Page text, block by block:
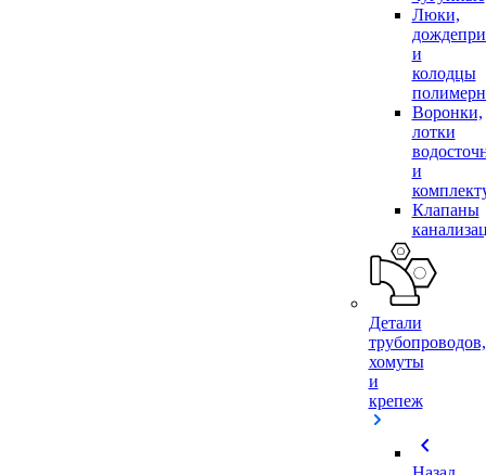
Люки,
и
колодцы
Воронки,
лотки
и
Клапаны
Детали
трубопроводов,
хомуты
и
крепеж
chevron_left